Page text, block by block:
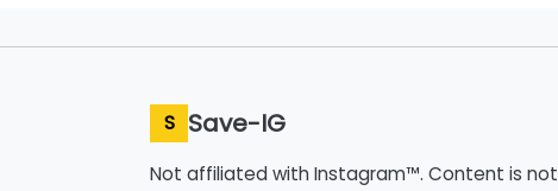
S Save-IG
Not affiliated with Instagram™. Content is not